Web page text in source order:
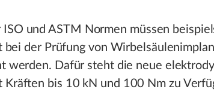
und ASTM Normen müssen
bei der Prüfung von
werden. Dafür steht die neue
Kräften bis 10 kN und 100 Nm zu